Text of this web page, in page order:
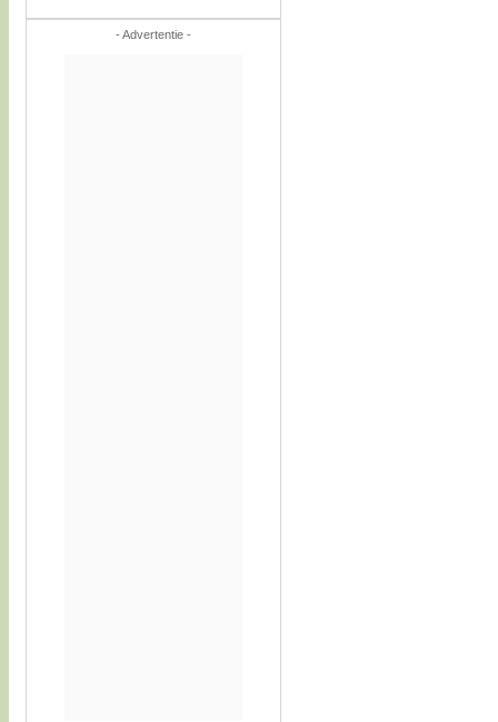
- Advertentie -